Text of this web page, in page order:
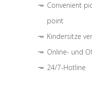
Convenient
point
Kindersitze
Online- und
24/7-Hotline